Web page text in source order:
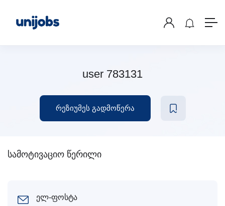
user 783131
რეზიუმეს გადმოწერა
სამოტივაციო წერილი
ელ-ფოსტა